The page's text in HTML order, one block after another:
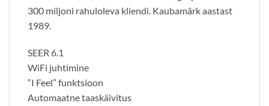
300 miljoni rahuloleva kliendi. Kaubamärk aastast
1989.
SEER 6.1
WiFi juhtimine
“I Feel” funktsioon
Automaatne taaskäivitus